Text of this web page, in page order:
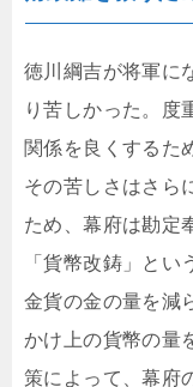
徳川綱吉が将軍に
り苦しかった。度
関係を良くするた
その苦しさはさら
ため、幕府は勘定
「貨幣改鋳」と
金貨の金の量を減
かけ上の貨幣の量
策によって、幕府